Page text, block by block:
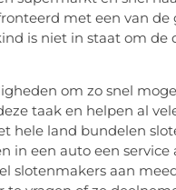
met een van de
is niet in staat om
om zo snel
taak en helpen al
hele land bundelen
in een auto een
slotenmakers aan
vragen of ze